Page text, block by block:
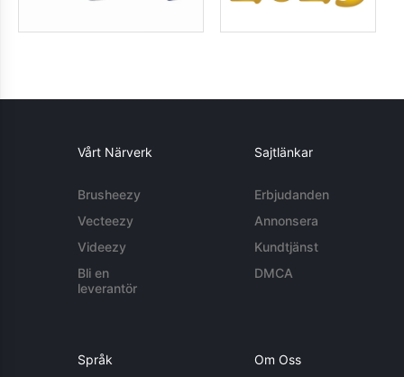
Vårt Närverk
Brusheezy
Vecteezy
Videezy
Bli en
leverantör
Sajtlänkar
Erbjudanden
Annonsera
Kundtjänst
DMCA
Språk Om Oss